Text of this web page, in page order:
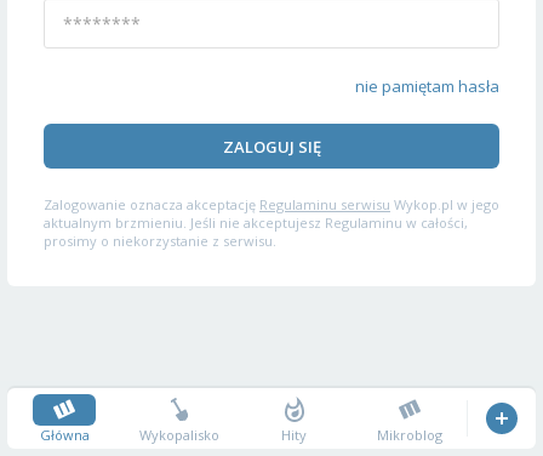
nie pamiętam hasła
ZALOGUJ SIĘ
Zalogowanie oznacza akceptację Regulaminu serwisu Wykop.pl w jego
aktualnym brzmieniu. Jeśli nie akceptujesz Regulaminu w całości,
prosimy o niekorzystanie z serwisu.
Główna Wykopalisko Hity Mikroblog